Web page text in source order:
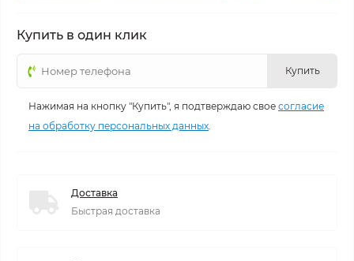
Купить в один клик
Купить
Нажимая на кнопку "Купить", я подтверждаю свое согласие
на обработку персональных данных
Доставка
Быстрая доставка